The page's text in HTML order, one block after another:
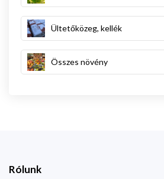
Ültetőközeg, kellék
Összes növény
Rólunk